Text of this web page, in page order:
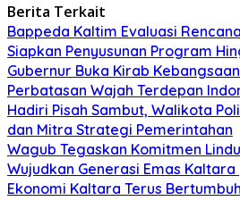
Berita Terkait
Bappeda Kaltim Evaluasi
Siapkan Penyusunan Program
Gubernur Buka Kirab
Perbatasan Wajah Terdepan
Hadiri Pisah Sambut, Walikota
dan Mitra Strategi Pemerintahan
Wagub Tegaskan Komitmen
Wujudkan Generasi Emas Kaltara
Ekonomi Kaltara Terus